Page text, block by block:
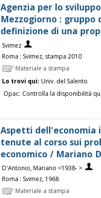
Agenzia per lo
Mezzogiorno : gruppo
definizione di una
Svimez
Roma : Svimez, stampa 2010
Materiale a stampa
Lo trovi qui: Univ. del Salento
Opac: Controlla la disponibilità
Aspetti dell'economia
tenute al corso sui
economico / Mariano
D'Antonio, Mariano <1938- >
Roma : Svimez, 1968
Materiale a stampa